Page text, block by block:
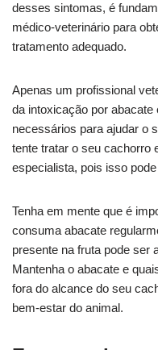
desses sintomas, é
médico-veterinário para
tratamento adequado.
Apenas um profissional
da intoxicação por
necessários para ajudar o
tente tratar o seu cachorro
especialista, pois isso
Tenha em mente que é
consuma abacate
presente na fruta pode ser
Mantenha o abacate e
fora do alcance do seu
bem-estar do animal.